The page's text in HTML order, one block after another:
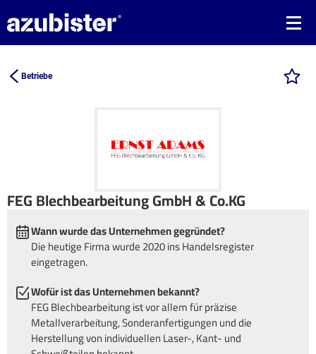
Betriebe
FEG Blechbearbeitung GmbH & Co.KG
Wann wurde das Unternehmen gegründet?
Die heutige Firma wurde 2020 ins Handelsregister
eingetragen.
Wofür ist das Unternehmen bekannt?
FEG Blechbearbeitung ist vor allem für präzise
Metallverarbeitung, Sonderanfertigungen und die
Herstellung von individuellen Laser-, Kant- und